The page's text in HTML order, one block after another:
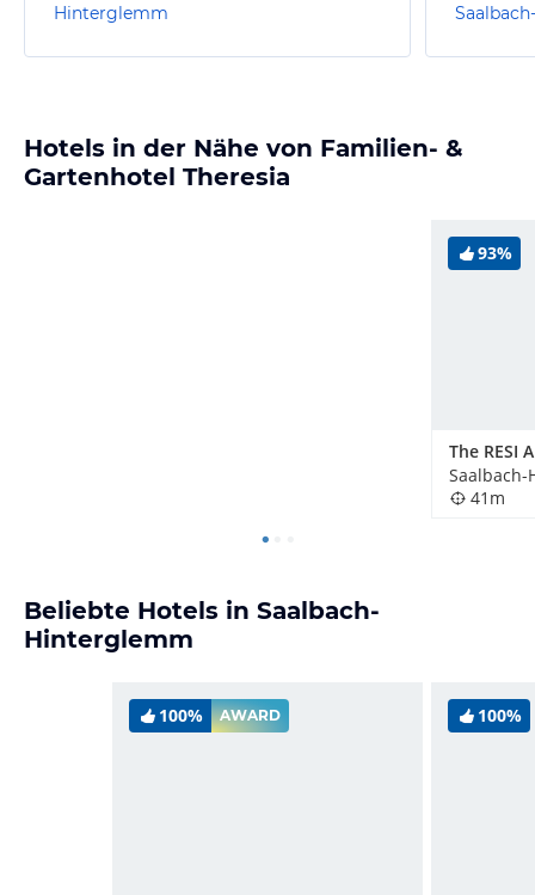
Hinterglemm
Hotels in der Nähe von Familien- &
Gartenhotel Theresia
93%
41m
Beliebte Hotels in Saalbach-
Hinterglemm
100% AWARD 100%